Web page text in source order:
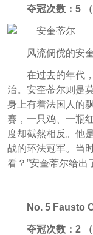
夺冠次数：5
风流倜傥的安
在过去的年代
治。安奎蒂尔则是
身上有着法国人的
赛，一只鸡、一瓶
度却截然相反。他
战的环法冠军。当
看？”安奎蒂尔给出
No. 5 Fausto
夺冠次数：2